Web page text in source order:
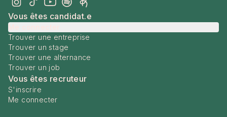
Vous êtes candidat.e
Trouver une entreprise
Trouver un stage
Trouver une alternance
Trouver un job
Vous êtes recruteur
S'inscrire
Me connecter